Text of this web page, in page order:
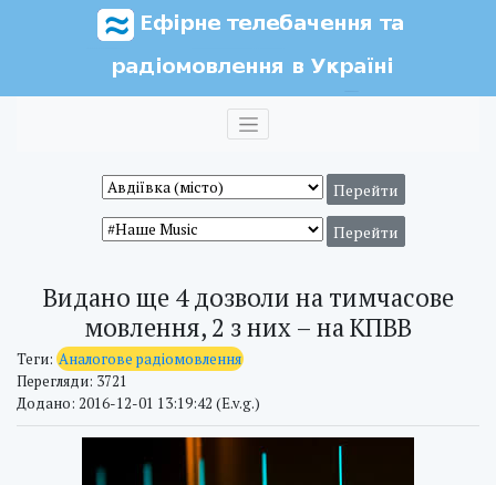
Видано ще 4 дозволи на тимчасове
мовлення, 2 з них – на КПВВ
Теги: Аналогове радіомовлення
Перегляди: 3721
Додано: 2016-12-01 13:19:42 (E.v.g.)